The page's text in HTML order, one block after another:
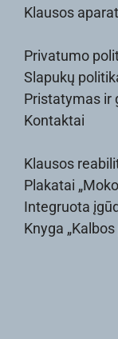
Klausos
Privatumo
Slapukų
Pristatymas ir
Kontaktai
Klausos
Plakatai
Integruota
Knyga